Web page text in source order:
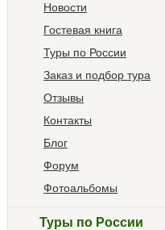
Новости
Гостевая книга
Туры по России
Заказ и подбор тура
Отзывы
Контакты
Блог
Форум
Фотоальбомы
Туры по России